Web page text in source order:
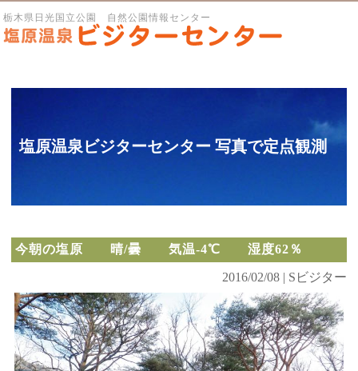
栃木県日光国立公園 自然公園情報センター
塩原温泉ビジターセンター 写真で定点観測
今朝の塩原 晴/曇 気温-4℃ 湿度62％
2016/02/08 | Sビジター